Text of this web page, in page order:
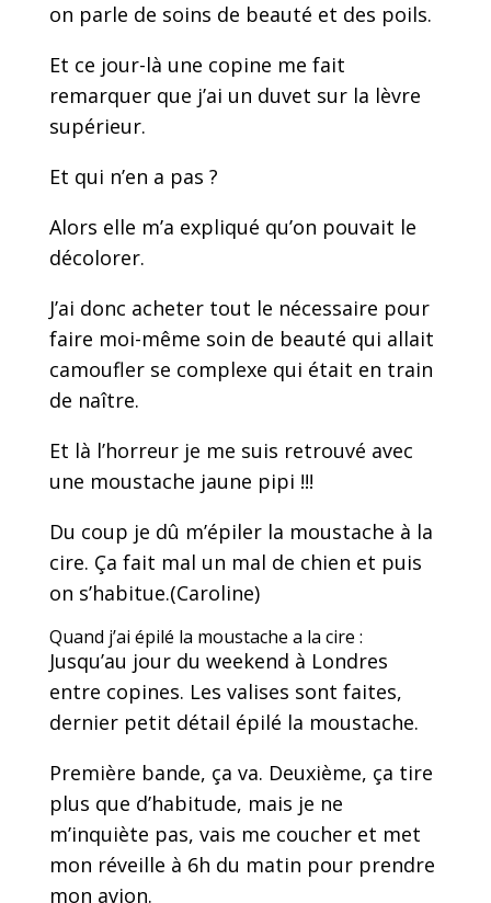
on parle de soins de beauté et des poils.
Et ce jour-là une copine me fait
remarquer que j’ai un duvet sur la lèvre
supérieur.
Et qui n’en a pas ?
Alors elle m’a expliqué qu’on pouvait le
décolorer.
J’ai donc acheter tout le nécessaire pour
faire moi-même soin de beauté qui allait
camoufler se complexe qui était en train
de naître.
Et là l’horreur je me suis retrouvé avec
une moustache jaune pipi !!!
Du coup je dû m’épiler la moustache à la
cire. Ça fait mal un mal de chien et puis
on s’habitue.(Caroline)
Quand j’ai épilé la moustache a la cire :
Jusqu’au jour du weekend à Londres
entre copines. Les valises sont faites,
dernier petit détail épilé la moustache.
Première bande, ça va. Deuxième, ça tire
plus que d’habitude, mais je ne
m’inquiète pas, vais me coucher et met
mon réveille à 6h du matin pour prendre
mon avion.